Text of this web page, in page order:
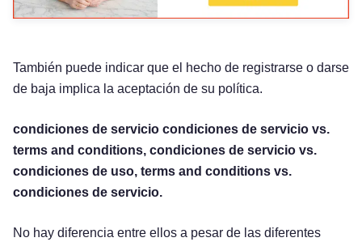
También puede indicar que el hecho de registrarse o darse
de baja implica la aceptación de su política.
condiciones de servicio condiciones de servicio vs.
terms and conditions, condiciones de servicio vs.
condiciones de uso, terms and conditions vs.
condiciones de servicio.
No hay diferencia entre ellos a pesar de las diferentes